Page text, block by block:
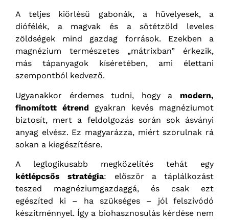
A teljes kiőrlésű gabonák, a hüvelyesek, a
diófélék, a magvak és a sötétzöld leveles
zöldségek mind gazdag források. Ezekben a
magnézium természetes „mátrixban” érkezik,
más tápanyagok kíséretében, ami élettani
szempontból kedvező.
Ugyanakkor érdemes tudni, hogy a modern,
finomított étrend gyakran kevés magnéziumot
biztosít, mert a feldolgozás során sok ásványi
anyag elvész. Ez magyarázza, miért szorulnak rá
sokan a kiegészítésre.
A leglogikusabb megközelítés tehát egy
kétlépcsős stratégia: először a táplálkozást
teszed magnéziumgazdaggá, és csak ezt
egészíted ki – ha szükséges – jól felszívódó
készítménnyel. Így a biohasznosulás kérdése nem